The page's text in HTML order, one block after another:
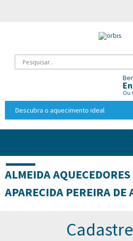
Ou
Descubra o aquecimento ideal
ALMEIDA
APARECIDA PEREIRA DE